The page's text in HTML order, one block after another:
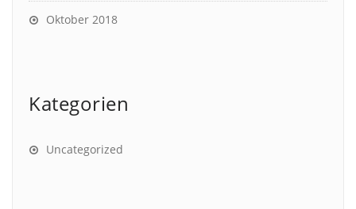
Oktober 2018
Kategorien
Uncategorized